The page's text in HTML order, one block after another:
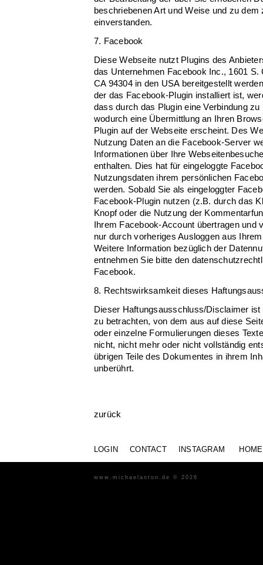
beschriebenen Art und Weise und zu
einverstanden.
7. Facebook
Diese Webseite nutzt Plugins des
das Unternehmen Facebook Inc., 1601 S.
CA 94304 in den USA bereitgestellt
der das Facebook-Plugin installiert ist,
dass durch das Plugin eine Verbindung
wodurch eine Übermittlung an Ihren
Plugin auf der Webseite erscheint. Des
Nutzung Daten an die Facebook-Server
Informationen über Ihre
enthalten. Dies hat für eingeloggte
Nutzungsdaten ihrem persönlichen
werden. Sobald Sie als eingeloggter
Facebook-Plugin nutzen (z.B. durch das
Knopf oder die Nutzung der
Ihrem Facebook-Account übertragen und
nur durch vorheriges Ausloggen aus
Weitere Information bezüglich der
entnehmen Sie bitte den
Facebook.
8. Rechtswirksamkeit dieses
Dieser Haftungsausschluss/Disclaimer ist
zu betrachten, von dem aus auf diese
oder einzelne Formulierungen dieses
nicht, nicht mehr oder nicht vollständig
übrigen Teile des Dokumentes in ihrem
unberührt.
zurück
LOGIN CONTACT INSTAGRAM HOME
www.michaelanton.de © 2026